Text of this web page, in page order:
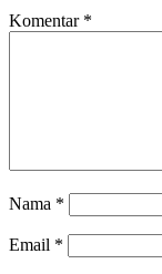
Komentar *
Nama *
Email *